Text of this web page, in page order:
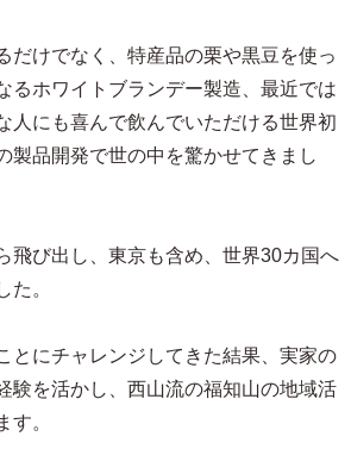
だけでなく、特産品の栗や黒豆を使っ
るホワイトブランデー製造、最近では
人にも喜んで飲んでいただける世界初
製品開発で世の中を驚かせてきまし
飛び出し、東京も含め、世界30カ国へ
た。
とにチャレンジしてきた結果、実家の
験を活かし、西山流の福知山の地域活
す。